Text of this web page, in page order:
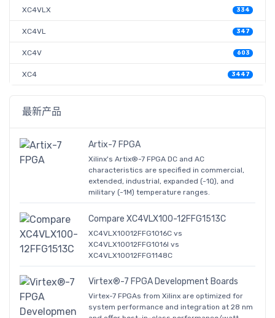
XC4VLX 334
XC4VL 347
XC4V 603
XC4 3447
最新产品
Artix-7 FPGA
Xilinx's Artix®-7 FPGA DC and AC
characteristics are specified in commercial,
extended, industrial, expanded (-1Q), and
military (-1M) temperature ranges.
Compare XC4VLX100-12FFG1513C
XC4VLX10012FFG1016C vs
XC4VLX10012FFG1016I vs
XC4VLX10012FFG1148C
Virtex®-7 FPGA Development Boards
Virtex-7 FPGAs from Xilinx are optimized for
system performance and integration at 28 nm